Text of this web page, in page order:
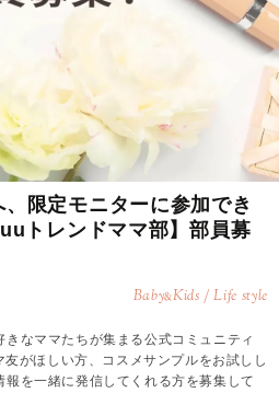
限定モニターに参加でき
トレンドママ部】部員募
Baby&Kids / Life style
なママたちが集まる公式コミュニティ
がほしい方、コスメサンプルをお試しし
を一緒に発信してくれる方を募集して